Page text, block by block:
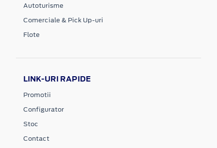
Autoturisme
Comerciale & Pick Up-uri
Flote
LINK-URI RAPIDE
Promotii
Configurator
Stoc
Contact